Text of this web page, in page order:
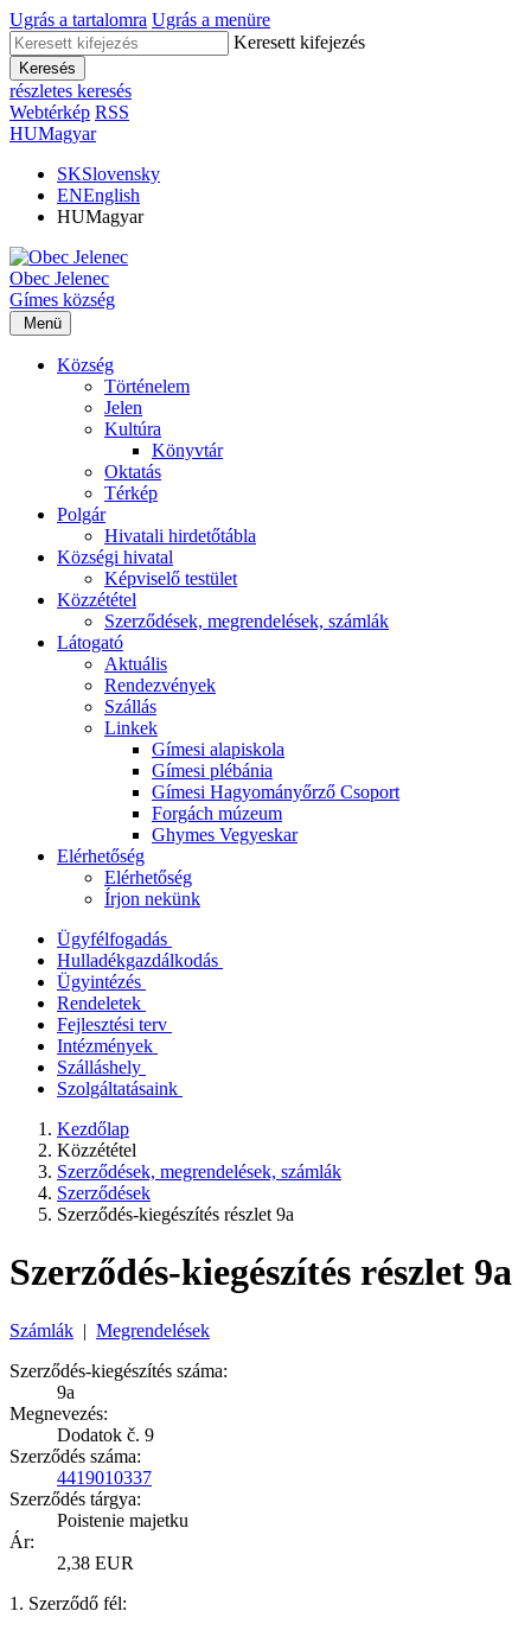
Ugrás a tartalomra Ugrás a menüre
Keresett kifejezés
Keresés
részletes keresés
Webtérkép RSS
HUMagyar
SKSlovensky
ENEnglish
HUMagyar
Obec Jelenec
Gímes község
Menü
Község
Történelem
Jelen
Kultúra
Könyvtár
Oktatás
Térkép
Polgár
Hivatali hirdetőtábla
Községi hivatal
Képviselő testület
Közzététel
Szerződések, megrendelések, számlák
Látogató
Aktuális
Rendezvények
Szállás
Linkek
Gímesi alapiskola
Gímesi plébánia
Gímesi Hagyományőrző Csoport
Forgách múzeum
Ghymes Vegyeskar
Elérhetőség
Elérhetőség
Írjon nekünk
Ügyfélfogadás
Hulladékgazdálkodás
Ügyintézés
Rendeletek
Fejlesztési terv
Intézmények
Szálláshely
Szolgáltatásaink
Kezdőlap
Közzététel
Szerződések, megrendelések, számlák
Szerződések
Szerződés-kiegészítés részlet 9a
Szerződés-kiegészítés részlet 9a
Számlák | Megrendelések
Szerződés-kiegészítés száma:
9a
Megnevezés:
Dodatok č. 9
Szerződés száma:
4419010337
Szerződés tárgya:
Poistenie majetku
Ár:
2,38 EUR
1. Szerződő fél: